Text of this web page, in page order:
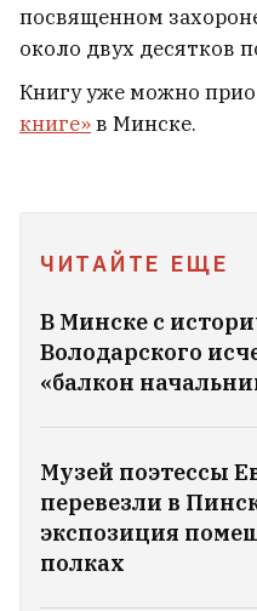
посвященном
около двух десятков
Книгу уже можно
книге»в Минске.
ЧИТАЙТЕ ЕЩЕ
В Минске с
Володaрского
«балкон
Музей поэтессы
перевезли в
экспозиция
полках
деньги на счет